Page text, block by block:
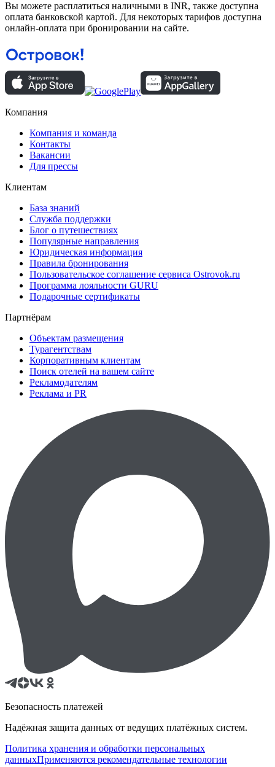
Вы можете расплатиться наличными в INR, также доступна
оплата банковской картой. Для некоторых тарифов доступна
онлайн-оплата при бронировании на сайте.
Компания
Компания и команда
Контакты
Вакансии
Для прессы
Клиентам
База знаний
Служба поддержки
Блог о путешествиях
Популярные направления
Юридическая информация
Правила бронирования
Пользовательское соглашение сервиса Ostrovok.ru
Программа лояльности GURU
Подарочные сертификаты
Партнёрам
Объектам размещения
Турагентствам
Корпоративным клиентам
Поиск отелей на вашем сайте
Рекламодателям
Реклама и PR
Безопасность платежей
Надёжная защита данных от ведущих платёжных систем.
Политика хранения и обработки персональных
данныхПрименяются рекомендательные технологии